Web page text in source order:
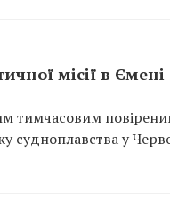
місії в Ємені
судноплавства у